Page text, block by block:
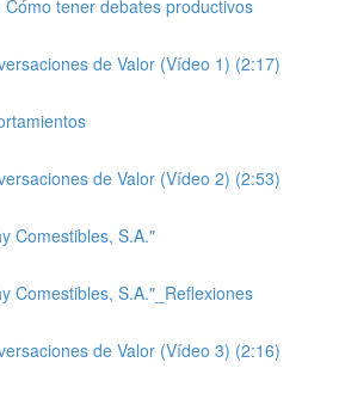
Cómo tener debates productivos
de Valor (Vídeo 1) (2:17)
de Valor (Vídeo 2) (2:53)
Comestibles, S.A."
Comestibles, S.A."_Reflexiones
de Valor (Vídeo 3) (2:16)